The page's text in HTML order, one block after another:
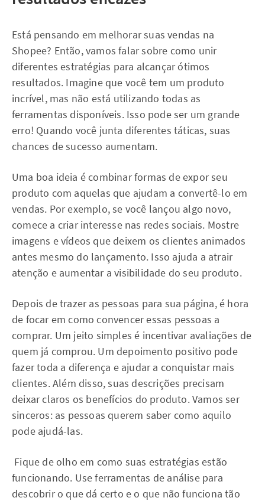
Está pensando em melhorar suas vendas na
Shopee? Então, vamos falar sobre como unir
diferentes estratégias para alcançar ótimos
resultados. Imagine que você tem um produto
incrível, mas não está utilizando todas as
ferramentas disponíveis. Isso pode ser um grande
erro! Quando você junta diferentes táticas, suas
chances de sucesso aumentam.
Uma boa ideia é combinar formas de expor seu
produto com aquelas que ajudam a convertê-lo em
vendas. Por exemplo, se você lançou algo novo,
comece a criar interesse nas redes sociais. Mostre
imagens e vídeos que deixem os clientes animados
antes mesmo do lançamento. Isso ajuda a atrair
atenção e aumentar a visibilidade do seu produto.
Depois de trazer as pessoas para sua página, é hora
de focar em como convencer essas pessoas a
comprar. Um jeito simples é incentivar avaliações de
quem já comprou. Um depoimento positivo pode
fazer toda a diferença e ajudar a conquistar mais
clientes. Além disso, suas descrições precisam
deixar claros os benefícios do produto. Vamos ser
sinceros: as pessoas querem saber como aquilo
pode ajudá-las.
Fique de olho em como suas estratégias estão
funcionando. Use ferramentas de análise para
descobrir o que dá certo e o que não funciona tão